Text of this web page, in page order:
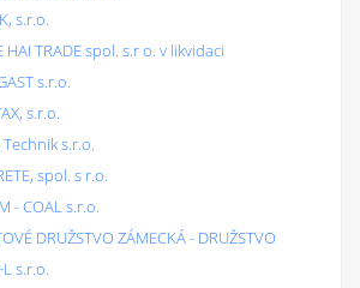
s.r.o.
HAI TRADE spol. s.r o. v likvidaci
s.r.o.
s.r.o.
Technik s.r.o.
spol. s r.o.
- COAL s.r.o.
DRUŽSTVO ZÁMECKÁ - DRUŽSTVO
s.r.o.